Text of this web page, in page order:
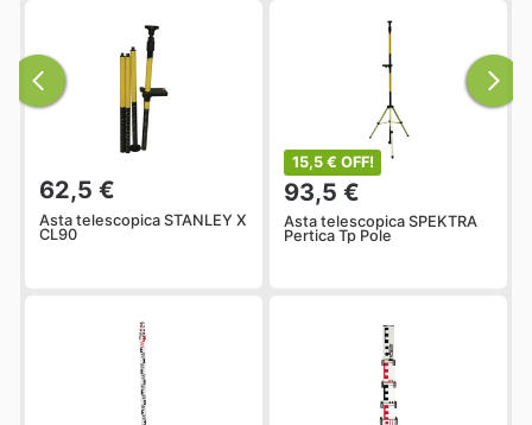
62,5 €
Asta telescopica STANLEY X
CL90
15,5 € OFF!
93,5 €
Asta telescopica SPEKTRA
Pertica Tp Pole